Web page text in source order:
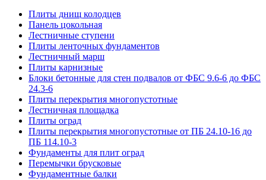
Плиты днищ колодцев
Панель цокольная
Лестничные ступени
Плиты ленточных фундаментов
Лестничный марш
Плиты карнизные
Блоки бетонные для стен подвалов от ФБС 9.6-6 до ФБС
24.3-6
Плиты перекрытия многопустотные
Лестничная площадка
Плиты оград
Плиты перекрытия многопустотные от ПБ 24.10-16 до
ПБ 114.10-3
Фундаменты для плит оград
Перемычки брусковые
Фундаментные балки